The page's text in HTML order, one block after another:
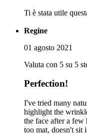
Ti è stata utile
Regine
01 agosto 2021
Valuta con 5 su 5
Perfection!
I've tried many
highlight the
the face after a
too mat, doesn't sit